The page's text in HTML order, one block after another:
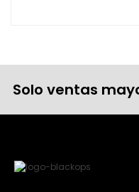
Solo ventas